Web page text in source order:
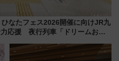
なたフェス2026開催に向けJR九
応援 夜行列車「ドリームおひ